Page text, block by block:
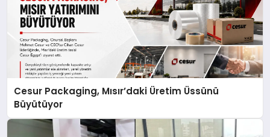
Cesur Packaging, Mısır’daki Üretim Üssünü
Büyütüyor